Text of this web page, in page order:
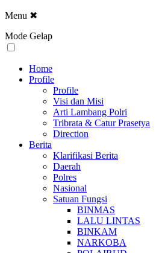
Menu ✖
Mode Gelap
Home
Profile
Profile
Visi dan Misi
Arti Lambang Polri
Tribrata & Catur Prasetya
Direction
Berita
Klarifikasi Berita
Daerah
Polres
Nasional
Satuan Fungsi
BINMAS
LALU LINTAS
BINKAM
NARKOBA